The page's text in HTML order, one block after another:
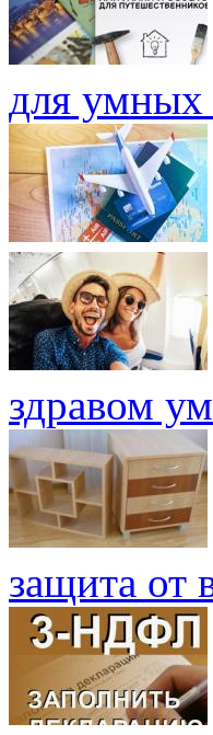
для умных
здравом
защита от